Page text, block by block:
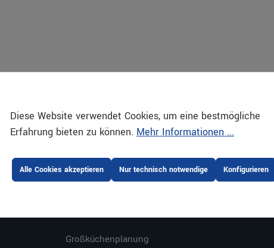
E-Procurement
Gastrostore
Großküchenplanung
Zahlungsarten
Newsletter
Diese Website verwendet Cookies, um eine bestmögliche
Erfahrung bieten zu können. Mehr Informationen ...
Nur technisch notwendige Konfigurieren
Alle Cookies akzeptieren